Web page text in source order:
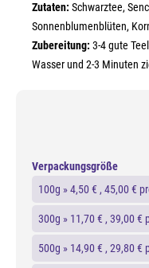
Zutaten: Schwarztee,
Sonnenblumenblüten,
Zubereitung: 3-4 gute
Wasser und 2-3 Minuten
Verpackungsgröße
100g »4,50 € , 45,00 €
300g » 11,70 € , 39,00 €
500g » 14,90 € , 29,80 €